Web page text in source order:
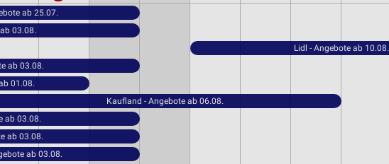
ab 25.07.
03.08.
Lidl - Angebote ab 10.08.
ab 03.08.
01.08.
Kaufland - Angebote ab 06.08.
ab 03.08.
ab 03.08.
ab 03.08.